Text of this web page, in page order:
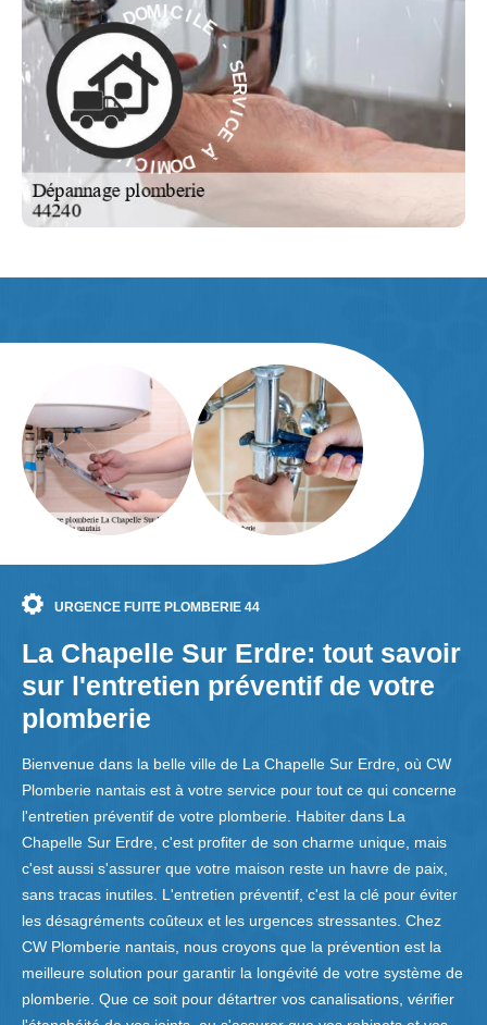
S
E
R
V
I
E
DO
MICILE -
S
E
R
V
I
C
E
À
D
O
M
I
C
I
L
E
-
URGENCE FUITE PLOMBERIE 44
La Chapelle Sur Erdre: tout savoir
sur l'entretien préventif de votre
plomberie
Bienvenue dans la belle ville de La Chapelle Sur Erdre, où CW
Plomberie nantais est à votre service pour tout ce qui concerne
l'entretien préventif de votre plomberie. Habiter dans La
Chapelle Sur Erdre, c'est profiter de son charme unique, mais
c'est aussi s'assurer que votre maison reste un havre de paix,
sans tracas inutiles. L'entretien préventif, c'est la clé pour éviter
les désagréments coûteux et les urgences stressantes. Chez
CW Plomberie nantais, nous croyons que la prévention est la
meilleure solution pour garantir la longévité de votre système de
plomberie. Que ce soit pour détartrer vos canalisations, vérifier